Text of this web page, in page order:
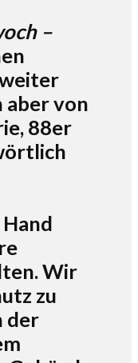
–
aber von
88er
Wir
zu
der